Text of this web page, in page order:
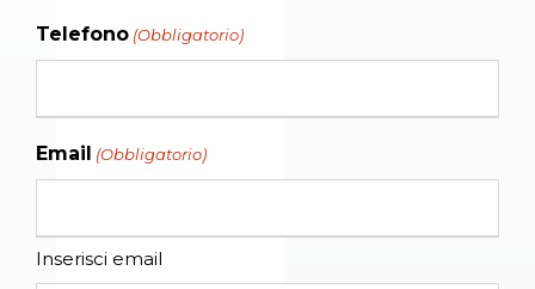
Telefono (Obbligatorio)
Email (Obbligatorio)
Inserisci email